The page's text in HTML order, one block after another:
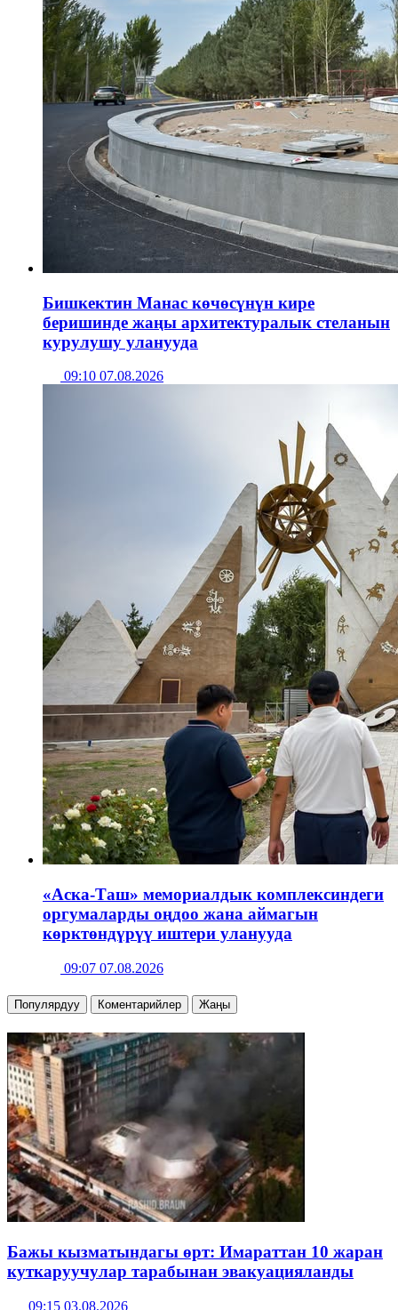
Бишкектин Манас көчөсүнүн кире
беришинде жаңы архитектуралык стеланын
курулушу уланууда
09:10 07.08.2026
«Аска-Таш» мемориалдык комплексиндеги
оргумаларды оңдоо жана аймагын
көрктөндүрүү иштери уланууда
09:07 07.08.2026
Популярдуу Коментарийлер Жаңы
Бажы кызматындагы өрт: Имараттан 10 жаран
куткаруучулар тарабынан эвакуацияланды
09:15 03.08.2026